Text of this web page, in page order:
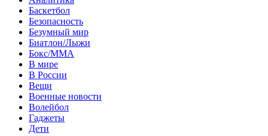
Баскетбол
Безопасность
Безумный мир
Биатлон/Лыжи
Бокс/MMA
В мире
В России
Вещи
Военные новости
Волейбол
Гаджеты
Дети